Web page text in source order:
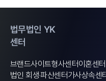
법무법인 YK
센터
브랜드사이트형사센터이혼센터
법인 회생·파산센터가사상속센